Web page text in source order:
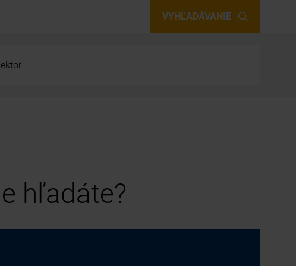
VYHĽADÁVANIE
hľadáte?